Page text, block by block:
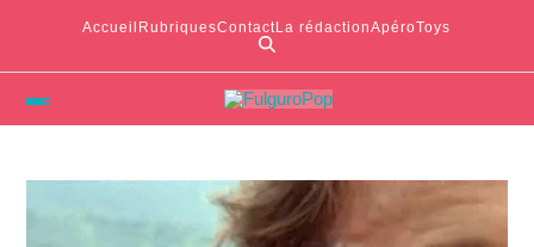
Accueil RubriquesContactLa rédactionApéroToys